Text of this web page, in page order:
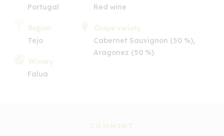
Portugal
Region
Tejo
Winery
Falua
Red wine
Grape variety
Cabernet Sauvignon (50 %),
Aragonez (50 %)
COMMENT